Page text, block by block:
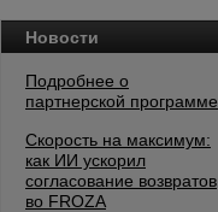
Новости
Подробнее о
партнерской программе
Скорость на максимум:
как ИИ ускорил
согласование возвратов
во FROZA